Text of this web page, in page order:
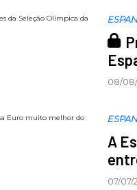
08/08/
A
07/07/